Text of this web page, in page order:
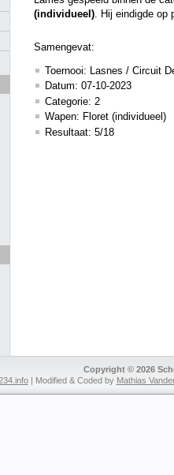
(individueel). Hij eindigde op
Samengevat:
Toernooi: Lasnes / Circuit
Datum: 07-10-2023
Categorie: 2
Wapen: Floret (individueel)
Resultaat: 5/18
Copyright © 2026
| Modified & Coded by Mathias